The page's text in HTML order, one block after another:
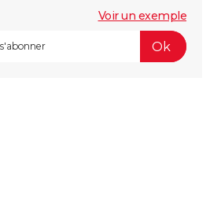
Voir un exemple